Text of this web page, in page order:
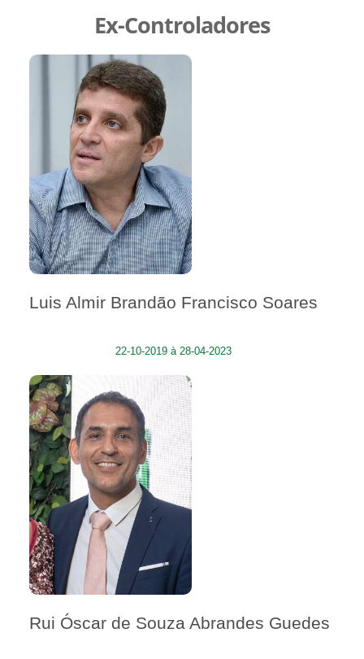
Ex-Controladores
Luis Almir Brandão Francisco Soares
22-10-2019 à 28-04-2023
Rui Óscar de Souza Abrandes Guedes